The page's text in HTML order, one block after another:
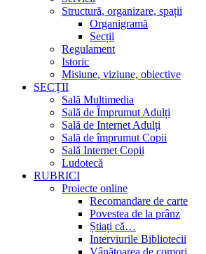
Structură, organizare, spații
Organigramă
Secții
Regulament
Istoric
Misiune, viziune, obiective
SECȚII
Sală Multimedia
Sală de Împrumut Adulți
Sală de Internet Adulți
Sală de împrumut Copii
Sală Internet Copii
Ludotecă
RUBRICI
Proiecte online
Recomandare de carte
Povestea de la prânz
Știați că…
Interviurile Bibliotecii